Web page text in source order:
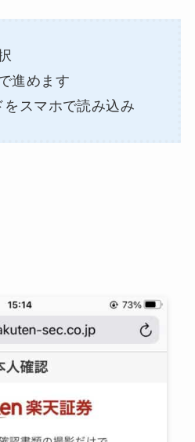
進めます
スマホで読み込み